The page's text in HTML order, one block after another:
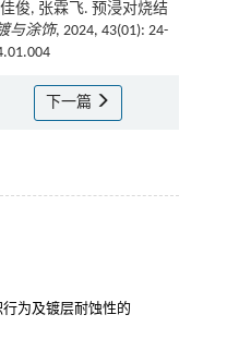
俊, 张霖飞. 预浸对烧结
与涂饰, 2024, 43(01): 24-
下一篇